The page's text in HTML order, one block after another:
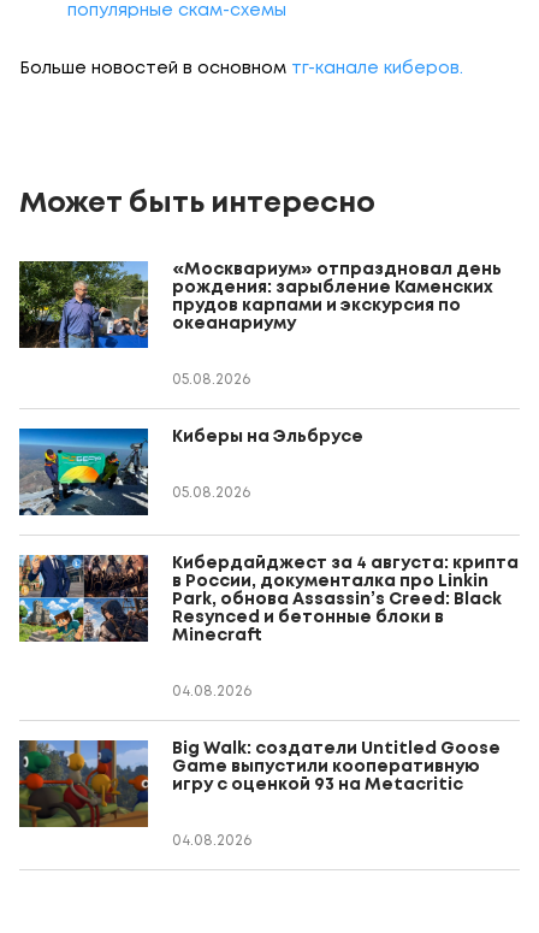
популярные скам-схемы
Больше новостей в основном тг-канале киберов.
Может быть интересно
«Москвариум» отпраздновал день
рождения: зарыбление Каменских
прудов карпами и экскурсия по
океанариуму
05.08.2026
Киберы на Эльбрусе
05.08.2026
Кибердайджест за 4 августа: крипта
в России, документалка про Linkin
Park, обнова Assassin’s Creed: Black
Resynced и бетонные блоки в
Minecraft
04.08.2026
Big Walk: создатели Untitled Goose
Game выпустили кооперативную
игру с оценкой 93 на Metacritic
04.08.2026